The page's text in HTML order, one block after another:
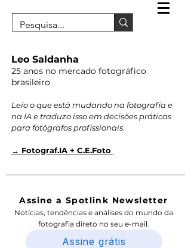
Leo Saldanha
25 anos no mercado fotográfico
brasileiro
Leio o que está mudando na fotografia e
na IA e traduzo isso em decisões práticas
para fotógrafos profissionais.
→ Fotograf.IA + C.E.Foto
Assine a Spotlink Newsletter
Notícias, tendências e análises do mundo da
fotografia direto no seu e-mail.
Assine grátis